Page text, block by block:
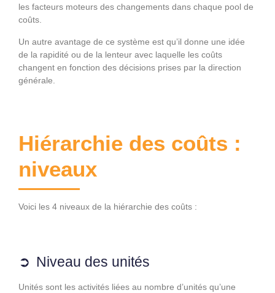
les facteurs moteurs des changements dans chaque pool de
coûts.
Un autre avantage de ce système est qu’il donne une idée
de la rapidité ou de la lenteur avec laquelle les coûts
changent en fonction des décisions prises par la direction
générale.
Hiérarchie des coûts :
niveaux
Voici les 4 niveaux de la hiérarchie des coûts :
Niveau des unités
Unités sont les activités liées au nombre d’unités qu’une